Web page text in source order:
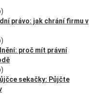
právo: jak chrání firmu v
proč mít právní
sekačky: Půjčte